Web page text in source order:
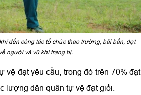
đến công tác tổ chức thao trường, bãi bắn, đợt
người và vũ khí trang bị.
đạt yêu cầu, trong đó trên 70% đạt
lượng dân quân tự vệ đạt giỏi.